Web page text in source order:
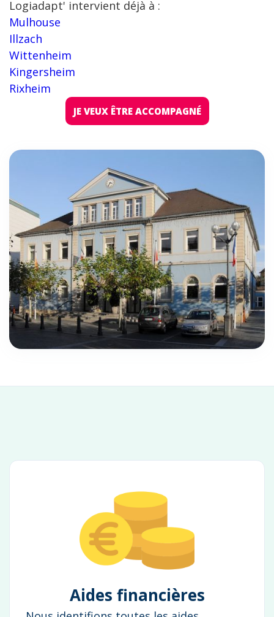
Logiadapt' intervient déjà à :
Mulhouse
Illzach
Wittenheim
Kingersheim
Rixheim
JE VEUX ÊTRE ACCOMPAGNÉ
Aides financières